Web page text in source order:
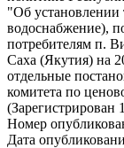
"Об установлении
водоснабжение),
потребителям п.
Саха (Якутия) на
отдельные
комитета по
Номер
Дата